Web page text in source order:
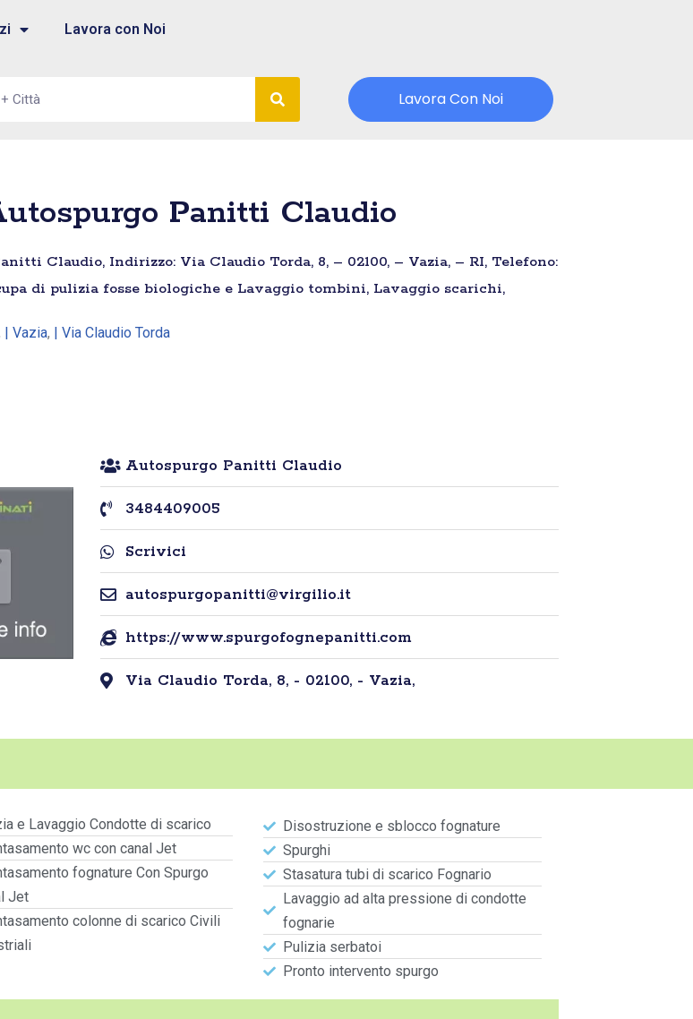
Lavora con Noi
Lavora Con Noi
Panitti Claudio
Claudio, Indirizzo: Via Claudio Torda, 8, – 02100, – Vazia, – RI, Telefono:
di pulizia fosse biologiche e Lavaggio tombini, Lavaggio scarichi,
| Vazia, | Via Claudio Torda
Autospurgo Panitti Claudio
3484409005
Scrivici
autospurgopanitti@virgilio.it
https://www.spurgofognepanitti.com
Via Claudio Torda, 8, - 02100, - Vazia,
e Lavaggio Condotte di scarico
wc con canal Jet
fognature Con Spurgo
Jet
colonne di scarico Civili
Disostruzione e sblocco fognature
Spurghi
Stasatura tubi di scarico Fognario
Lavaggio ad alta pressione di condotte
fognarie
Pulizia serbatoi
Pronto intervento spurgo